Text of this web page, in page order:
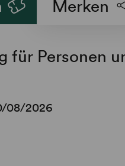
Merken
für Personen
08/2026